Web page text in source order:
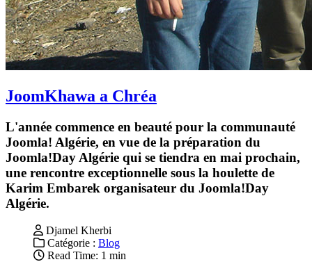
JoomKhawa a Chréa
L'année commence en beauté pour la communauté
Joomla! Algérie, en vue de la préparation du
Joomla!Day Algérie qui se tiendra en mai prochain,
une rencontre exceptionnelle sous la houlette de
Karim Embarek organisateur du Joomla!Day
Algérie.
Djamel Kherbi
Catégorie : Blog
Read Time: 1 min